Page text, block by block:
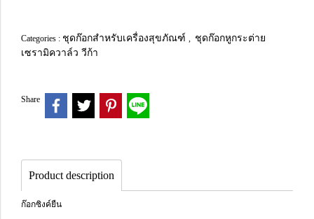
Categories : ชุดก๊อกสำหรับเครื่องสุขภัณฑ์ , ชุดก๊อกหูกระต่าย
เซรามิควาล์ว วีก้า
Share
Product description
ก๊อกซิงค์ยืน